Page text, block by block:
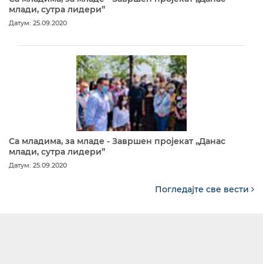
млади, сутра лидери”
Датум: 25.09.2020
Са младима, за младе - Завршен пројекат „Данас
млади, сутра лидери”
Датум: 25.09.2020
Погледајте све вести